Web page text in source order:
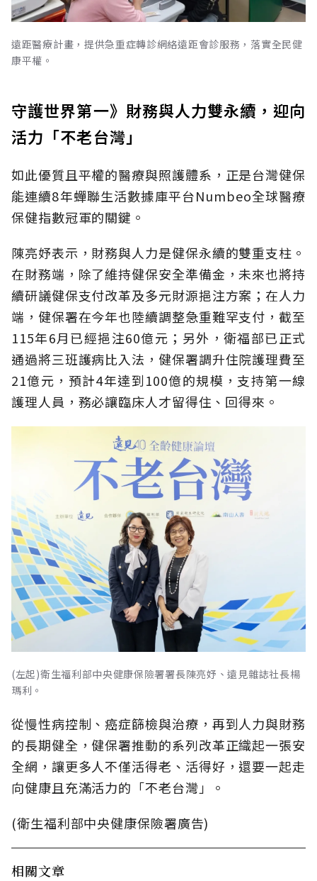
遠距醫療計畫，提供急重症轉診網絡遠距會診服務，落實全民健
康平權。
守護世界第一》財務與人力雙永續，迎向
活力「不老台灣」
如此優質且平權的醫療與照護體系，正是台灣健保
能連續8年蟬聯生活數據庫平台Numbeo全球醫療
保健指數冠軍的關鍵。
陳亮妤表示，財務與人力是健保永續的雙重支柱。
在財務端，除了維持健保安全準備金，未來也將持
續研議健保支付改革及多元財源挹注方案；在人力
端，健保署在今年也陸續調整急重難罕支付，截至
115年6月已經挹注60億元；另外，衛福部已正式
通過將三班護病比入法，健保署調升住院護理費至
21億元，預計4年達到100億的規模，支持第一線
護理人員，務必讓臨床人才留得住、回得來。
(左起)衛生福利部中央健康保險署署長陳亮妤、遠見雜誌社長楊
瑪利。
從慢性病控制、癌症篩檢與治療，再到人力與財務
的長期健全，健保署推動的系列改革正織起一張安
全網，讓更多人不僅活得老、活得好，還要一起走
向健康且充滿活力的「不老台灣」。
(衛生福利部中央健康保險署廣告)
相關文章